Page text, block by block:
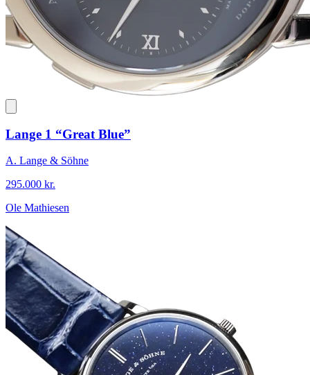
Lange 1 “Great Blue”
A. Lange & Söhne
295.000 kr.
Ole Mathiesen